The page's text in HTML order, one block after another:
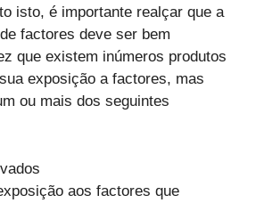
isto, é importante realçar que a
factores deve ser bem
que existem inúmeros produtos
exposição a factores, mas
ou mais dos seguintes
aos factores que